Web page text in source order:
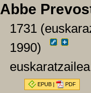
Abbe
1731
1990)
EPUB| PDF